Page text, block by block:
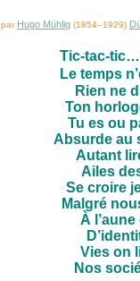
par Hugo Mühlig (1854–1929)
Tic-tac-
Le temps
Rien ne
Ton
Tu es ou
Absurde au
Autant
Ailes
Se croire
Malgré
À
Vies on
Nos